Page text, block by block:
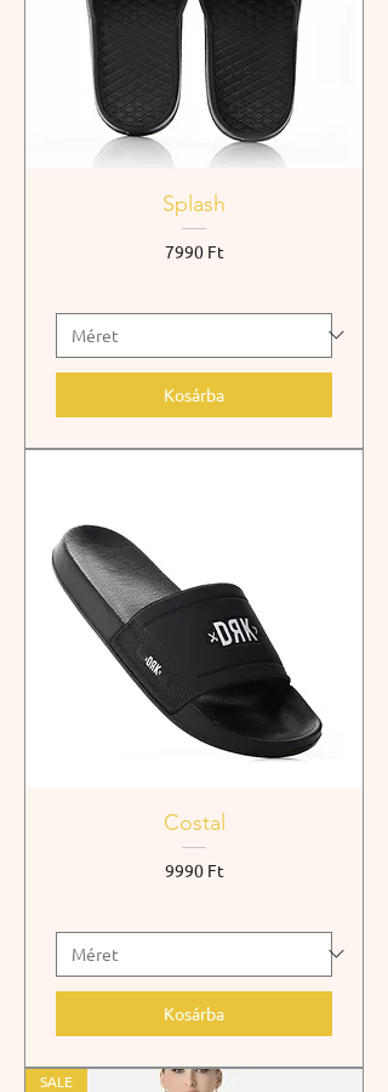
Splash
Ár
7990 Ft
Kosárba
Costal
Ár
9990 Ft
Kosárba
SALE